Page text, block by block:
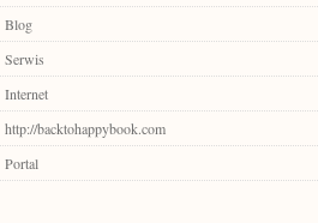
Blog
Serwis
Internet
http://backtohappybook.com
Portal